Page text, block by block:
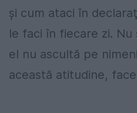
şi cum ataci în
le faci în fiecare zi.
el nu ascultă pe
această atitudine,